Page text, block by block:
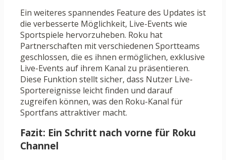
Ein weiteres spannendes Feature des Updates ist
die verbesserte Möglichkeit, Live-Events wie
Sportspiele hervorzuheben. Roku hat
Partnerschaften mit verschiedenen Sportteams
geschlossen, die es ihnen ermöglichen, exklusive
Live-Events auf ihrem Kanal zu präsentieren.
Diese Funktion stellt sicher, dass Nutzer Live-
Sportereignisse leicht finden und darauf
zugreifen können, was den Roku-Kanal für
Sportfans attraktiver macht.
Fazit: Ein Schritt nach vorne für Roku
Channel